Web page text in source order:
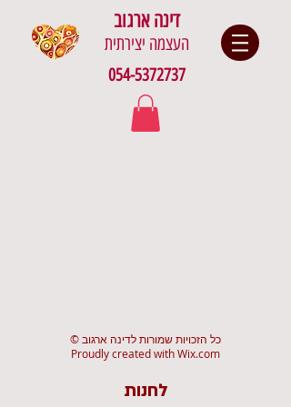
דינה ארגוב
העצמה יצירתית
054-5372737
© כל הזכויות שמורות לדינה ארגוב
Proudly created withWix.com
לחנות